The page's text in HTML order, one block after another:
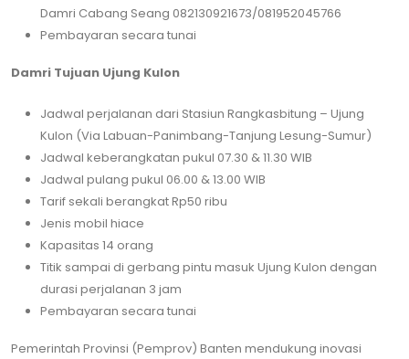
Damri Cabang Seang 082130921673/081952045766
Pembayaran secara tunai
Damri Tujuan Ujung Kulon
Jadwal perjalanan dari Stasiun Rangkasbitung – Ujung
Kulon (Via Labuan-Panimbang-Tanjung Lesung-Sumur)
Jadwal keberangkatan pukul 07.30 & 11.30 WIB
Jadwal pulang pukul 06.00 & 13.00 WIB
Tarif sekali berangkat Rp50 ribu
Jenis mobil hiace
Kapasitas 14 orang
Titik sampai di gerbang pintu masuk Ujung Kulon dengan
durasi perjalanan 3 jam
Pembayaran secara tunai
Pemerintah Provinsi (Pemprov) Banten mendukung inovasi